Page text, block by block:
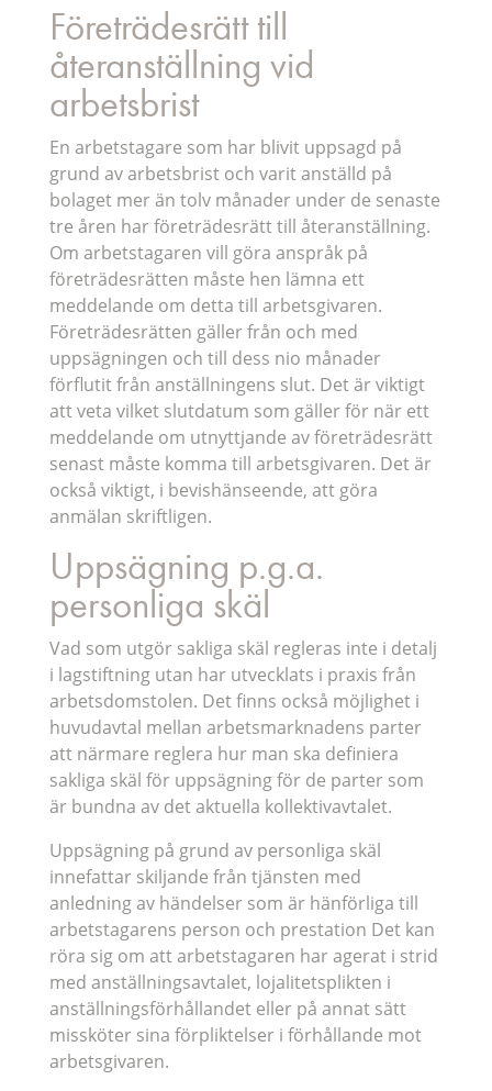
Företrädesrätt till
återanställning vid
arbetsbrist
En arbetstagare som har blivit uppsagd på
grund av arbetsbrist och varit anställd på
bolaget mer än tolv månader under de senaste
tre åren har företrädesrätt till återanställning.
Om arbetstagaren vill göra anspråk på
företrädesrätten måste hen lämna ett
meddelande om detta till arbetsgivaren.
Företrädesrätten gäller från och med
uppsägningen och till dess nio månader
förflutit från anställningens slut. Det är viktigt
att veta vilket slutdatum som gäller för när ett
meddelande om utnyttjande av företrädesrätt
senast måste komma till arbetsgivaren. Det är
också viktigt, i bevishänseende, att göra
anmälan skriftligen.
Uppsägning p.g.a.
personliga skäl
Vad som utgör sakliga skäl regleras inte i detalj
i lagstiftning utan har utvecklats i praxis från
arbetsdomstolen. Det finns också möjlighet i
huvudavtal mellan arbetsmarknadens parter
att närmare reglera hur man ska definiera
sakliga skäl för uppsägning för de parter som
är bundna av det aktuella kollektivavtalet.
Uppsägning på grund av personliga skäl
innefattar skiljande från tjänsten med
anledning av händelser som är hänförliga till
arbetstagarens person och prestation Det kan
röra sig om att arbetstagaren har agerat i strid
med anställningsavtalet, lojalitetsplikten i
anställningsförhållandet eller på annat sätt
missköter sina förpliktelser i förhållande mot
arbetsgivaren.